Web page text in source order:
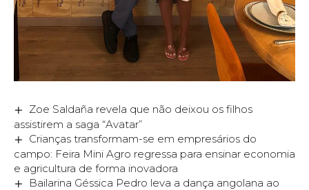
Zoe Saldaña revela que não deixou os filhos
assistirem a saga “Avatar”
Crianças transformam-se em empresários do
campo: Feira Mini Agro regressa para ensinar economia
e agricultura de forma inovadora
Bailarina Géssica Pedro leva a dança angolana ao